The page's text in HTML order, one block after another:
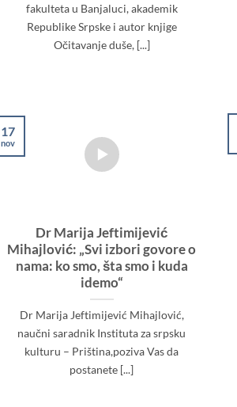
fakulteta u Banjaluci, akademik
Republike Srpske i autor knjige
Očitavanje duše, [...]
Dr Marija Jeftimijević
Mihajlović: „Svi izbori govore o
nama: ko smo, šta smo i kuda
idemo“
Dr Marija Jeftimijević Mihajlović,
naučni saradnik Instituta za srpsku
kulturu – Priština,poziva Vas da
postanete [...]
17
nov